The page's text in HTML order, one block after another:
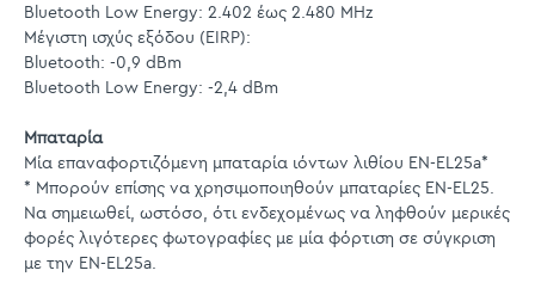
Bluetooth Low Energy: 2.402 έως 2.480 MHz
Μέγιστη ισχύς εξόδου (EIRP):
Bluetooth: -0,9 dBm
Bluetooth Low Energy: -2,4 dBm
Μπαταρία
Μία επαναφορτιζόμενη μπαταρία ιόντων λιθίου EN-EL25a*
* Μπορούν επίσης να χρησιμοποιηθούν μπαταρίες EN-EL25.
Να σημειωθεί, ωστόσο, ότι ενδεχομένως να ληφθούν μερικές
φορές λιγότερες φωτογραφίες με μία φόρτιση σε σύγκριση
με την EN-EL25a.